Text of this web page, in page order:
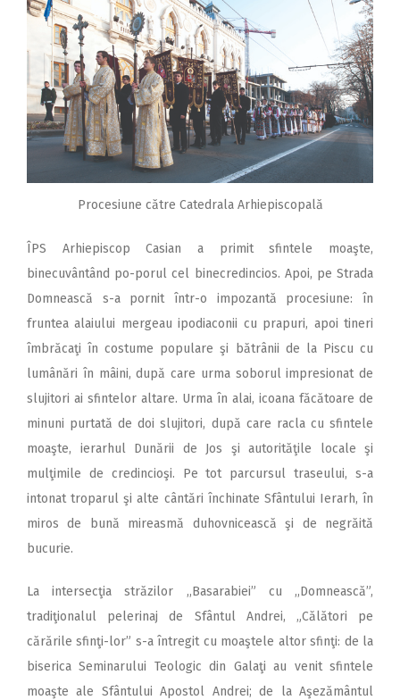
Procesiune către Catedrala Arhiepiscopală
ÎPS Arhiepiscop Casian a primit sfintele moaşte,
binecuvântând po-porul cel binecredincios. Apoi, pe Strada
Domnească s-a pornit într-o impozantă procesiune: în
fruntea alaiului mergeau ipodiaconii cu prapuri, apoi tineri
îmbrăcaţi în costume populare şi bătrânii de la Piscu cu
lumânări în mâini, după care urma soborul impresionat de
slujitori ai sfintelor altare. Urma în alai, icoana făcătoare de
minuni purtată de doi slujitori, după care racla cu sfintele
moaşte, ierarhul Dunării de Jos şi autorităţile locale şi
mulţimile de credincioşi. Pe tot parcursul traseului, s-a
intonat troparul şi alte cântări închinate Sfântului Ierarh, în
miros de bună mireasmă duhovnicească şi de negrăită
bucurie.
La intersecţia străzilor ,,Basarabiei” cu ,,Domnească”,
tradiţionalul pelerinaj de Sfântul Andrei, „Călători pe
cărările sfinţi-lor” s-a întregit cu moaştele altor sfinţi: de la
biserica Seminarului Teologic din Galaţi au venit sfintele
moaşte ale Sfântului Apostol Andrei; de la Aşezământul